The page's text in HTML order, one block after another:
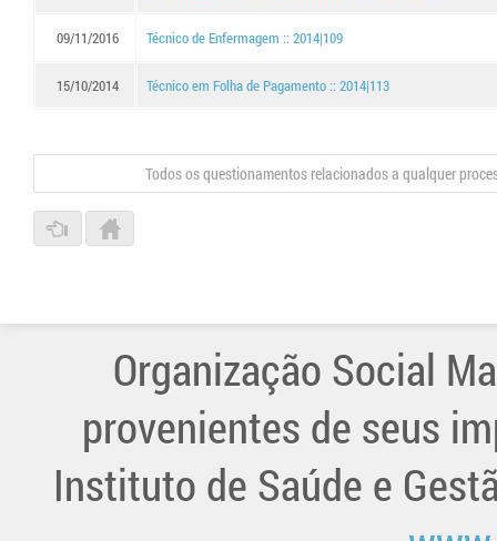
09/11/2016 Técnico de Enfermagem :: 2014|109
15/10/2014 Técnico em Folha de Pagamento :: 2014|113
Todos os questionamentos relacionados a qualquer
Organização Social
provenientes de seus
Instituto de Saúde e